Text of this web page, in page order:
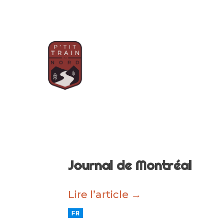
Journal de Montréal
Lire l’article →
FR